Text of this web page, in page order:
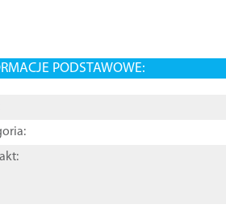
PODSTAWOWE: